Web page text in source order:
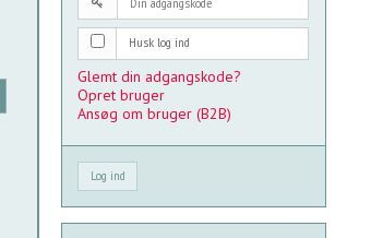
Husk log ind
Glemt din adgangskode?
Opret bruger
Ansøg om bruger (B2B)
Log ind